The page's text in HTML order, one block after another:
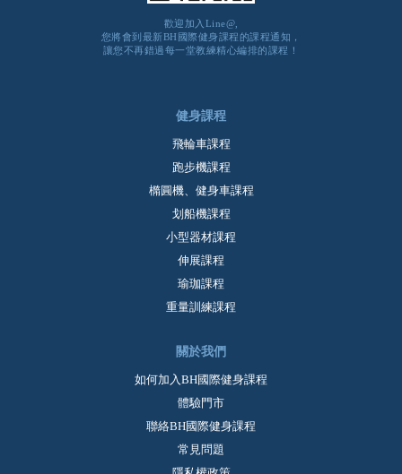
歡迎加入Line@,
您將會到最新BH國際健身課程的課程通知，
讓您不再錯過每一堂教練精心編排的課程！
健身課程
飛輪車課程
跑步機課程
橢圓機、健身車課程
划船機課程
小型器材課程
伸展課程
瑜珈課程
重量訓練課程
關於我們
如何加入BH國際健身課程
體驗門市
聯絡BH國際健身課程
常見問題